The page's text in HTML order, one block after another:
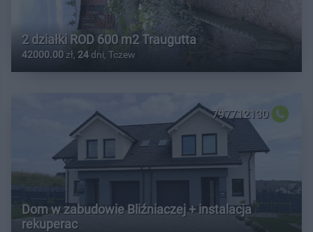
2 działki ROD 600 m2 Traugutta
42000.00 zł, 24 dni, Tczew
797712130
Dom w zabudowie Bliźniaczej + instalacja
rekuperac